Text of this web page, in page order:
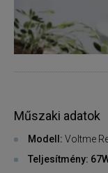
Műszaki adatok
Modell: Voltme
Teljesítmény: